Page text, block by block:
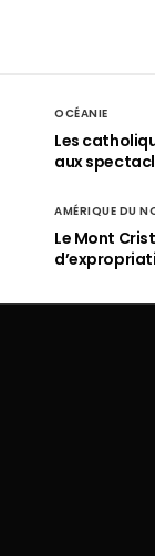
OCÉANIE
Les
aux
AMÉRIQUE DU
Le Mont